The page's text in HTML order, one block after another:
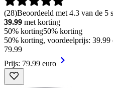
(28)Beoordeeld met 4.3 van de 5
39.99 met korting
50% korting50% korting
50% korting, voordeelprijs: 39.99
79.99
Prijs: 79.99 euro